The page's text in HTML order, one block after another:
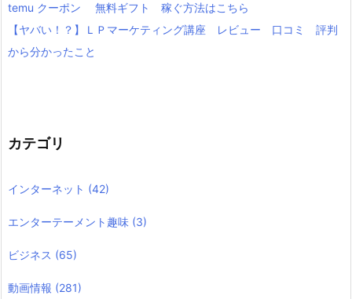
temu クーポン 無料ギフト 稼ぐ方法はこちら
【ヤバい！？】ＬＰマーケティング講座 レビュー 口コミ 評判
から分かったこと
カテゴリ
インターネット (42)
エンターテーメント趣味 (3)
ビジネス (65)
動画情報 (281)